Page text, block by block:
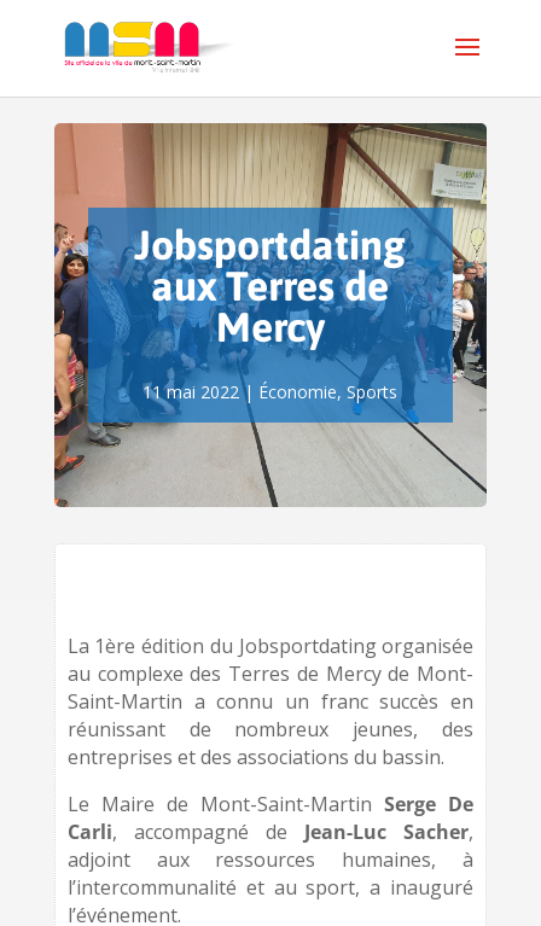
Jobsportdating
aux Terres de
Mercy
11 mai 2022| Économie,Sports
La 1ère édition du Jobsportdating organisée
au complexe des Terres de Mercy de Mont-
Saint-Martin a connu un franc succès en
réunissant de nombreux jeunes, des
entreprises et des associations du bassin.
Le Maire de Mont-Saint-MartinSerge De
Carli, accompagné de Jean-Luc Sacher,
adjoint aux ressources humaines, à
l’intercommunalité et au sport, a inauguré
l’événement.